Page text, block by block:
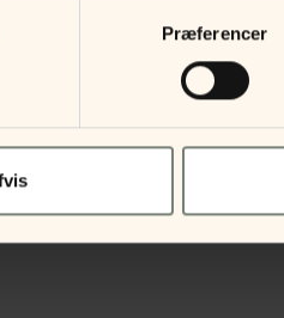
Præferencer